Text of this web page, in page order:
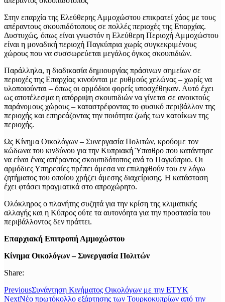
Στην επαρχία της Ελεύθερης Αμμοχώστου επικρατεί χάος με τους
απέραντους σκουπιδότοπους σε πολλές περιοχές της Επαρχίας.
Δυστυχώς, όπως είναι γνωστόν η Ελεύθερη Περιοχή Αμμοχώστου
είναι η μοναδική περιοχή Παγκύπρια χωρίς συγκεκριμένους
χώρους που να συσσωρεύεται μεγάλος όγκος σκουπιδιών.
Παράλληλα, η διαδικασία δημιουργίας πράσινων σημείων σε
περιοχές της Επαρχίας κινούνται με ρυθμούς χελώνας – χωρίς να
υλοποιούνται – όπως οι αρμόδιοι φορείς υποσχέθηκαν. Αυτό έχει
ως αποτέλεσμα η απόρριψη σκουπιδιών να γίνεται σε ανοικτούς
παράνομους χώρους – καταστρέφοντας το φυσικό περιβάλλον της
περιοχής και επηρεάζοντας την ποιότητα ζωής των κατοίκων της
περιοχής.
Ως Κίνημα Οικολόγων – Συνεργασία Πολιτών, κρούομε τον
κώδωνα του κινδύνου για την Κυπριακή Ύπαιθρο που κατάντησε
να είναι ένας απέραντος σκουπιδότοπος ανά το Παγκύπριο. Οι
αρμόδιες Υπηρεσίες πρέπει άμεσα να επιληφθούν του εν λόγω
ζητήματος του οποίου χρήζει άμεσης διαχείρισης. Η κατάσταση
έχει φτάσει πραγματικά στο απροχώρητο.
Ολόκληρος ο πλανήτης συζητά για την κρίση της κλιματικής
αλλαγής και η Κύπρος ούτε τα αυτονόητα για την προστασία του
περιβάλλοντος δεν πράττει.
Επαρχιακή Επιτροπή Αμμοχώστου
Κίνημα Οικολόγων – Συνεργασία Πολιτών
Share:
PreviousΣυνάντηση Κινήματος Οικολόγων με την ΕΤΥΚ
NextΝέο πρωτόκολλο εξάρτησης των Τουρκοκυπρίων από την